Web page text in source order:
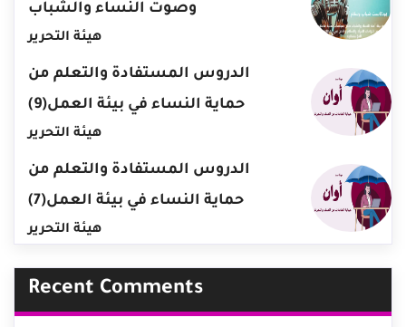
وصوت النساء والشباب
هيئة التحرير
الدروس المستفادة والتعلم من
حماية النساء في بيئة العمل(9)
هيئة التحرير
الدروس المستفادة والتعلم من
حماية النساء في بيئة العمل(7)
هيئة التحرير
Recent Comments